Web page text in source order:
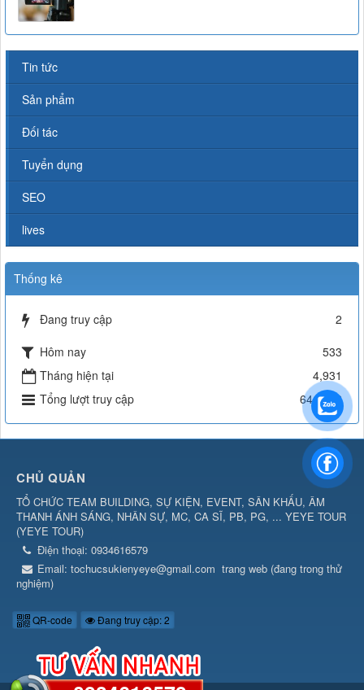
Tin tức
Sản phẩm
Đối tác
Tuyển dụng
SEO
lives
Thống kê
Đang truy cập
2
Hôm nay
533
Tháng hiện tại
4,931
Tổng lượt truy cập
641,762
CHỦ QUẢN
TỔ CHỨC TEAM BUILDING, SỰ KIỆN, EVENT, SÂN KHẤU, ÂM
THANH ÁNH SÁNG, NHÂN SỰ, MC, CA SĨ, PB, PG, ... YEYE TOUR
(YEYE TOUR)
Điện thoại: 0934616579
Email: tochucsukienyeye@gmail.com trang web (đang trong thử
nghiệm)
QR-code Đang truy cập: 2